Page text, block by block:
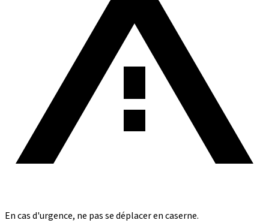
En cas d'urgence, ne pas se déplacer en caserne.